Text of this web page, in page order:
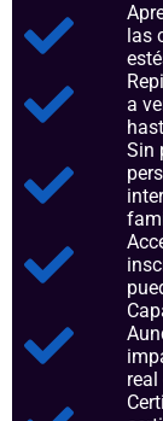
las
a
Sin
real